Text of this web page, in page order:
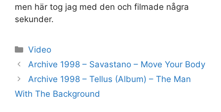
men här tog jag med den och filmade några
sekunder.
Kategorier
Video
Archive 1998 – Savastano – Move Your Body
Archive 1998 – Tellus (Album) – The Man
With The Background